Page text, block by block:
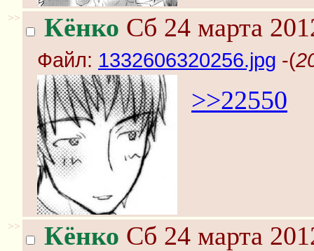
>> Кёнко Сб 24 марта
Файл: 1332606320256.jpg -(
>>22550
>> Кёнко Сб 24 марта